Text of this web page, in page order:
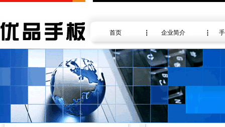
首页 企业简介